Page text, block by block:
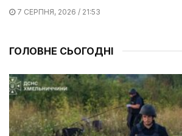
7 СЕРПНЯ, 2026 / 21:53
ГОЛОВНЕ СЬОГОДНІ